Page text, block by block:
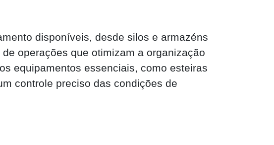
disponíveis, desde silos e armazéns
operações que otimizam a organização
equipamentos essenciais, como esteiras
controle preciso das condições de